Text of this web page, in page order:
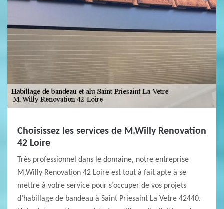
Choisissez les services de M.Willy Renovation
42 Loire
Très professionnel dans le domaine, notre entreprise
M.Willy Renovation 42 Loire est tout à fait apte à se
mettre à votre service pour s’occuper de vos projets
d’habillage de bandeau à Saint Priesaint La Vetre 42440.